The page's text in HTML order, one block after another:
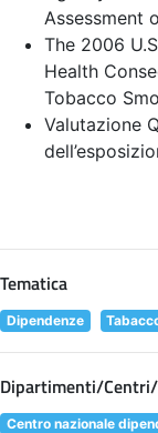
Assessment
The 2006
Health
Tobacco
Valutazione
Tematica
Dipendenze
Dipartimenti/
Centro nazionale